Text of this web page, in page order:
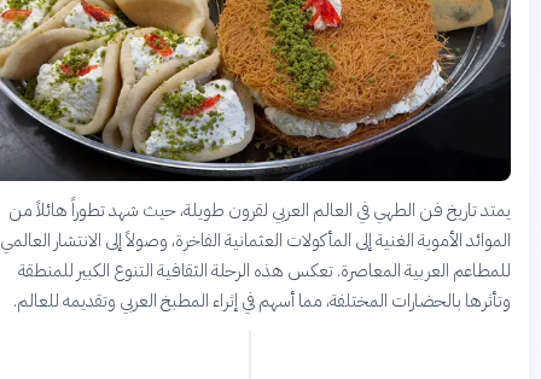
يمتد تاريخ فن الطهي في العالم العربي لقرون طويلة، حيث شهد تطوراً هائلاً من
الموائد الأموية الغنية إلى المأكولات العثمانية الفاخرة، وصولاً إلى الانتشار العالمي
للمطاعم العربية المعاصرة. تعكس هذه الرحلة الثقافية التنوع الكبير للمنطقة
وتأثرها بالحضارات المختلفة، مما أسهم في إثراء المطبخ العربي وتقديمه للعالم.